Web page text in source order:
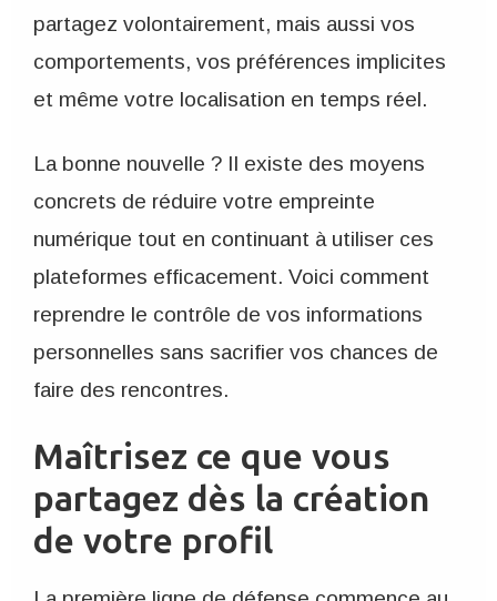
partagez volontairement, mais aussi vos
comportements, vos préférences implicites
et même votre localisation en temps réel.
La bonne nouvelle ? Il existe des moyens
concrets de réduire votre empreinte
numérique tout en continuant à utiliser ces
plateformes efficacement. Voici comment
reprendre le contrôle de vos informations
personnelles sans sacrifier vos chances de
faire des rencontres.
Maîtrisez ce que vous
partagez dès la création
de votre profil